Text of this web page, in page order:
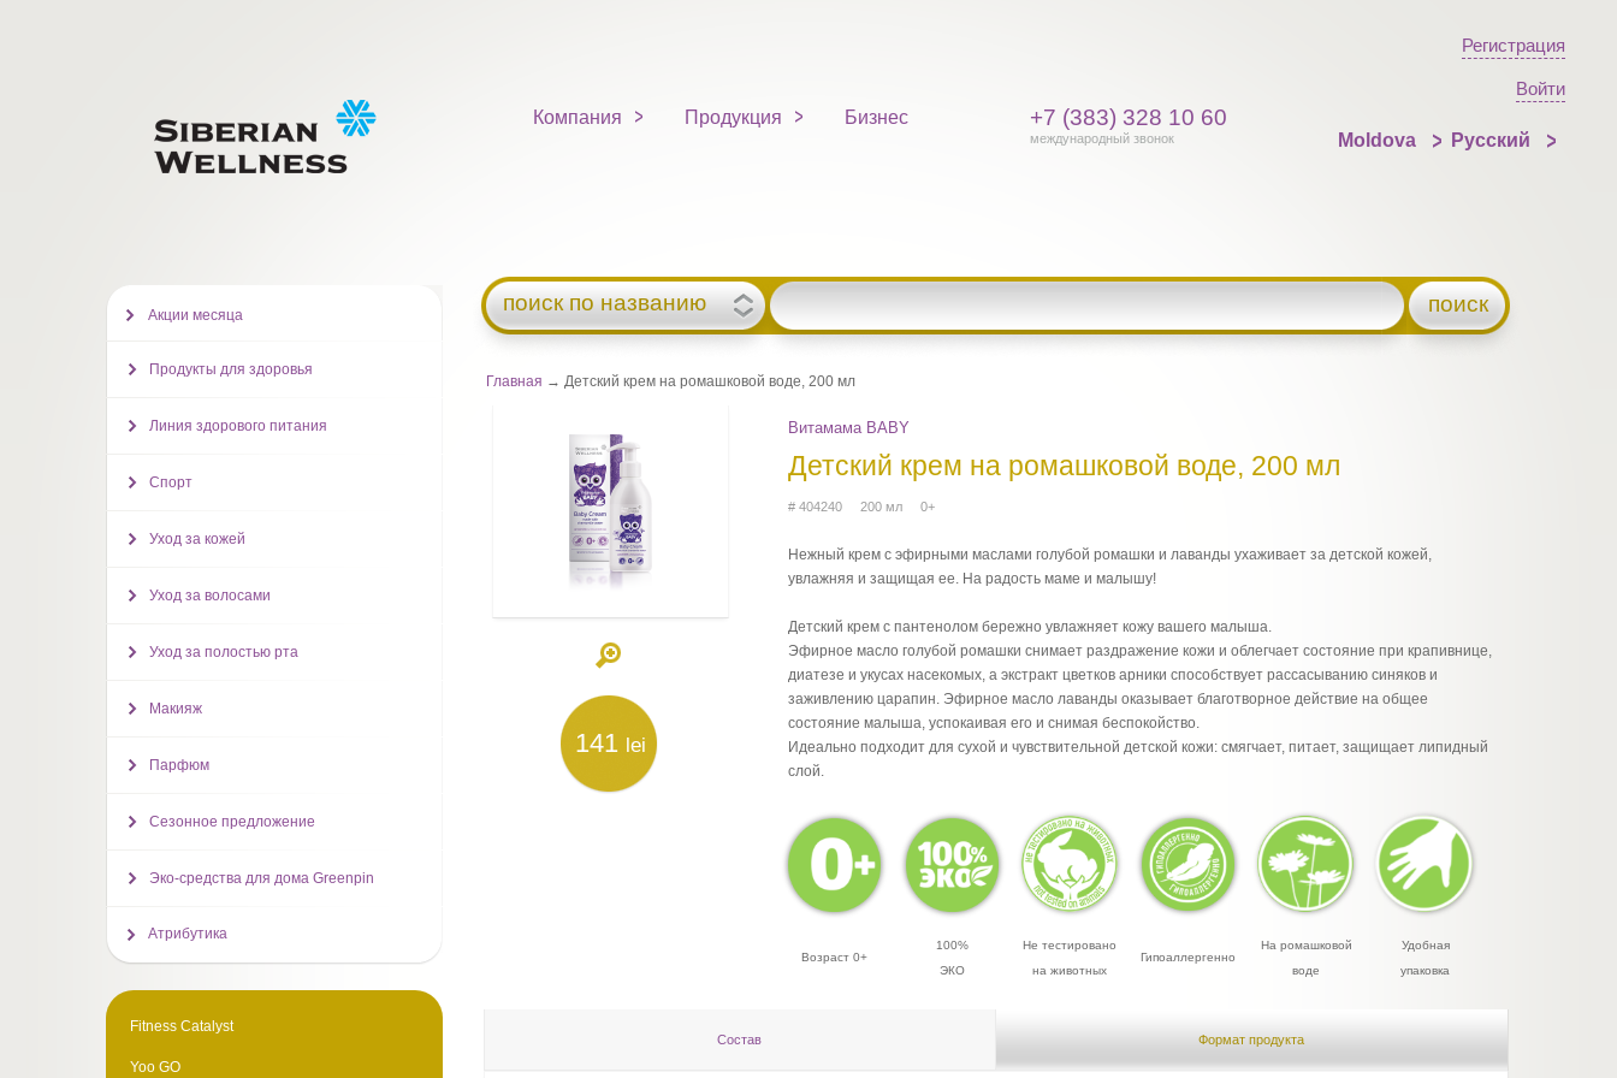
Компания Продукция Бизнес +7 (383) 328 10 60
международный звонок
Регистрация
Войти
Moldova Русский
поиск по названию поиск
Главная → Детский крем на ромашковой воде, 200 мл
141 lei
Витамама BABY
Детский крем на ромашковой воде, 200 мл
# 404240 200 мл 0+
Нежный крем с эфирными маслами голубой ромашки и лаванды ухаживает за детской кожей,
увлажняя и защищая ее. На радость маме и малышу!
Детский крем с пантенолом бережно увлажняет кожу вашего малыша.
Эфирное масло голубой ромашки снимает раздражение кожи и облегчает состояние при крапивнице,
диатезе и укусах насекомых, а экстракт цветков арники способствует рассасыванию синяков и
заживлению царапин. Эфирное масло лаванды оказывает благотворное действие на общее
состояние малыша, успокаивая его и снимая беспокойство.
Идеально подходит для сухой и чувствительной детской кожи: смягчает, питает, защищает липидный
слой.
Возраст 0+
100%
ЭКО
Не тестировано
на животных
Гипоаллергенно
На ромашковой
воде
Удобная
упаковка
Состав Формат продукта
Акции месяца
Продукты для здоровья
Линия здорового питания
Спорт
Уход за кожей
Уход за волосами
Уход за полостью рта
Макияж
Парфюм
Сезонное предложение
Эко-средства для дома Greenpin
Атрибутика
Fitness Catalyst
Yoo GO